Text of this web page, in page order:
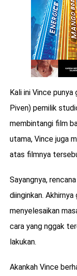
Kali ini Vince
Piven) pemilik
membintangi film
utama, Vince juga
atas filmnya
Sayangnya,
diinginkan.
menyelesaikan
cara yang nggak
lakukan.
Akankah Vince